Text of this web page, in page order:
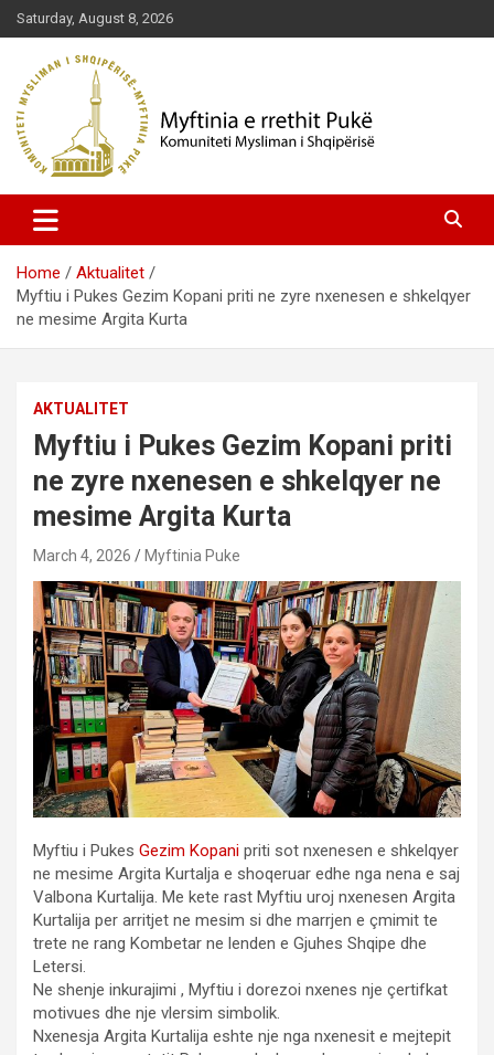
Skip
to
content
Saturday, August 8, 2026
Myftinia Pukë | Faqja Zyrtare
Home
Aktualitet
Myftiu i Pukes Gezim Kopani priti ne zyre nxenesen e shkelqyer
ne mesime Argita Kurta
AKTUALITET
Myftiu i Pukes Gezim Kopani priti
ne zyre nxenesen e shkelqyer ne
mesime Argita Kurta
March 4, 2026 Myftinia Puke
Myftiu i Pukes Gezim Kopani priti sot nxenesen e shkelqyer
ne mesime Argita Kurtalja e shoqeruar edhe nga nena e saj
Valbona Kurtalija. Me kete rast Myftiu uroj nxenesen Argita
Kurtalija per arritjet ne mesim si dhe marrjen e çmimit te
trete ne rang Kombetar ne lenden e Gjuhes Shqipe dhe
Letersi.
Ne shenje inkurajimi , Myftiu i dorezoi nxenes nje çertifkat
motivues dhe nje vlersim simbolik.
Nxenesja Argita Kurtalija eshte nje nga nxenesit e mejtepit